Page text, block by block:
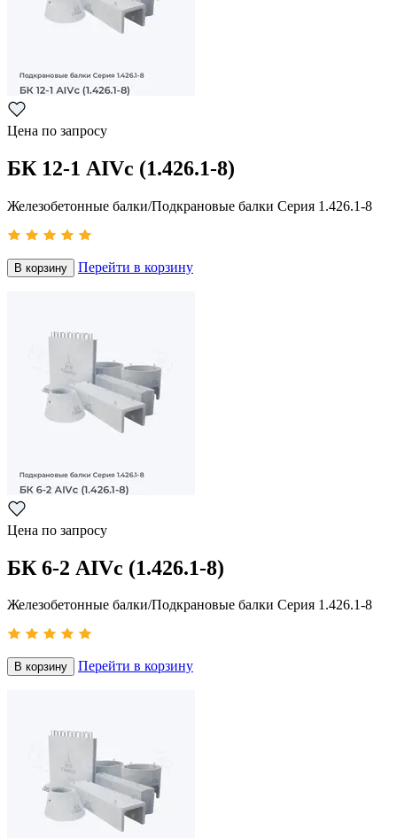
Цена по запросу
БК 12-1 АIVс (1.426.1-8)
Железобетонные балки/Подкрановые балки Серия 1.426.1-8
В корзину Перейти в корзину
Цена по запросу
БК 6-2 АIVс (1.426.1-8)
Железобетонные балки/Подкрановые балки Серия 1.426.1-8
В корзину Перейти в корзину